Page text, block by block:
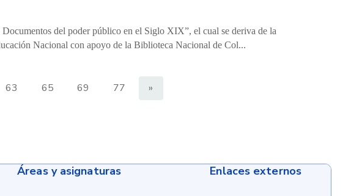
del poder público en el Siglo XIX”, el cual se deriva de la
Nacional con apoyo de la Biblioteca Nacional de Col...
63 65 69 77 »
Áreas y asignaturas Enlaces externos